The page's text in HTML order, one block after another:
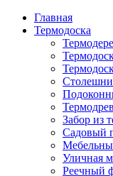
Главная
Термодоска
Забор из
Садовый
Уличная
Реечный